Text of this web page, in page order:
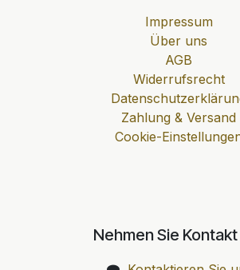
Impressum
Über uns
AGB
Widerrufsrecht
Zahlung & Versand
Cookie-
Nehmen Sie